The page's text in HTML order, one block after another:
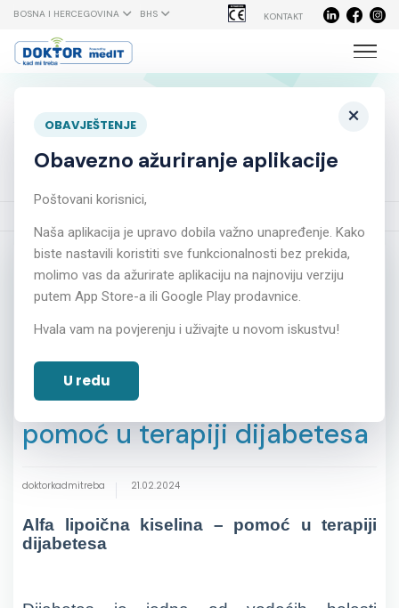
BOSNA I HERCEGOVINA BHS KONTAKT
×
OBAVJEŠTENJE
Obavezno ažuriranje aplikacije
Poštovani korisnici,
Naša aplikacija je upravo dobila važno unapređenje. Kako
biste nastavili koristiti sve funkcionalnosti bez prekida,
molimo vas da ažurirate aplikaciju na najnoviju verziju
putem App Store-a ili Google Play prodavnice.
Hvala vam na povjerenju i uživajte u novom iskustvu!
U redu
Alfa lipoična kiselina – pomoć
u terapiji dijabetesa
Alfa lipoična kiselina –
pomoć u terapiji dijabetesa
doktorkadmitreba 21.02.2024
Alfa lipoična kiselina – pomoć u terapiji
dijabetesa